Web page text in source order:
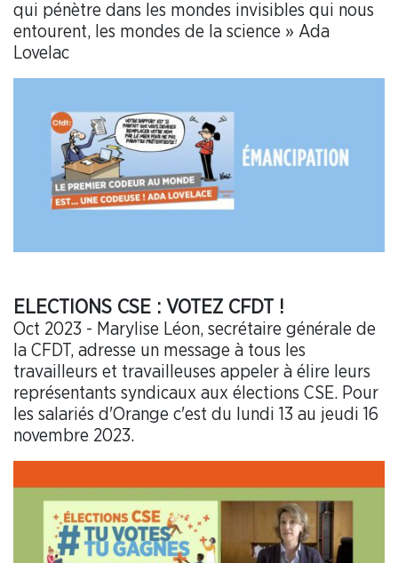
qui pénètre dans les mondes invisibles qui nous
entourent, les mondes de la science » Ada
Lovelac
ELECTIONS CSE : VOTEZ CFDT !
Oct 2023 - Marylise Léon, secrétaire générale de
la CFDT, adresse un message à tous les
travailleurs et travailleuses appeler à élire leurs
représentants syndicaux aux élections CSE. Pour
les salariés d'Orange c'est du lundi 13 au jeudi 16
novembre 2023.